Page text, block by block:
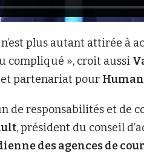
plus autant attirée à
compliqué », croit aussi
partenariat pour
un de responsabilités et
, président du conseil
des agences de